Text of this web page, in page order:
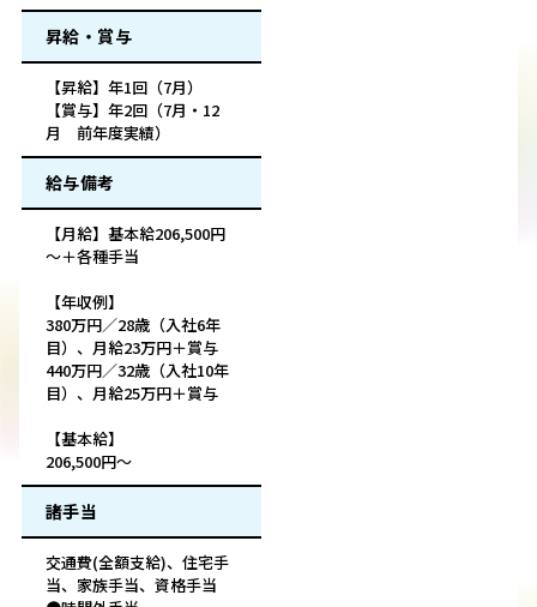
昇給・賞与
【昇給】年1回（7月）
【賞与】年2回（7月・12
月 前年度実績）
給与備考
【月給】基本給206,500円
～＋各種手当
【年収例】
380万円／28歳（入社6年
目）、月給23万円＋賞与
440万円／32歳（入社10年
目）、月給25万円＋賞与
【基本給】
206,500円～
諸手当
交通費(全額支給)、住宅手
当、家族手当、資格手当